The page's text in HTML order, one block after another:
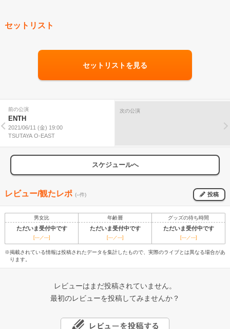
セットリスト
セットリストを見る
前の公演
ENTH
2021/06/11 (金) 19:00
TSUTAYA O-EAST
次の公演
スケジュールへ
レビュー/観たレポ (--件) 投稿
男女比 年齢層 グッズの待ち時間
ただいま受付中です ただいま受付中です ただいま受付中です
[---／---] [---／---] [---／---]
※掲載されている情報は投稿されたデータを集計したもので、実際のライブとは異なる場合があ
ります。
レビューはまだ投稿されていません。
最初のレビューを投稿してみませんか？